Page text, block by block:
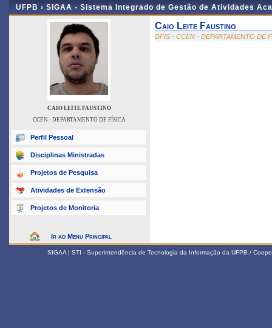
UFPB › SIGAA - Sistema Integrado de Gestão de Atividades
CAIO LEITE FAUSTINO
CCEN - DEPARTAMENTO DE FÍSICA
Perfil Pessoal
Disciplinas Ministradas
Projetos de Pesquisa
Atividades de Extensão
Projetos de Monitoria
Ir ao Menu Principal
Caio Leite Faustino
DFIS - CCEN - DEPARTAMENTO DE
SIGAA | STI - Superintendência de Tecnologia da Informação da UFPB /